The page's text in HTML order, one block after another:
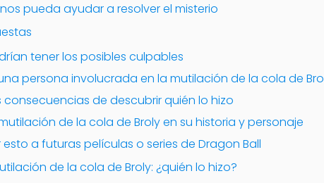
pueda ayudar a resolver el misterio
tener los posibles culpables
persona involucrada en la mutilación de la cola de
de descubrir quién lo hizo
de la cola de Broly en su historia y personaje
a futuras películas o series de Dragon Ball
de la cola de Broly: ¿quién lo hizo?